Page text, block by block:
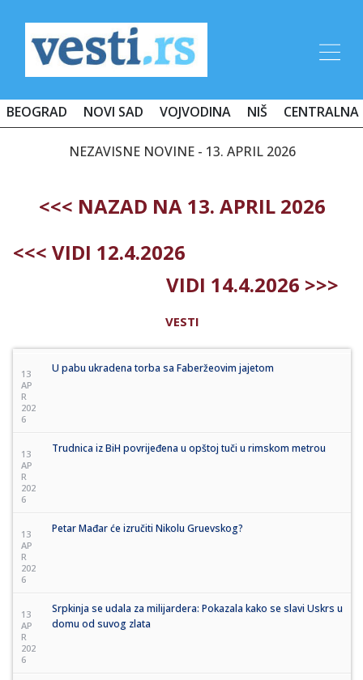
BEOGRAD NOVI SAD VOJVODINA NIŠ CENTRALNA
NEZAVISNE NOVINE - 13. APRIL 2026
<<< NAZAD NA 13. APRIL 2026
<<< VIDI 12.4.2026
VIDI 14.4.2026 >>>
VESTI
13
AP
R
202
6
U pabu ukradena torba sa Faberžeovim jajetom
13
AP
R
202
6
Trudnica iz BiH povrijeđena u opštoj tuči u rimskom metrou
13
AP
R
202
6
Petar Mađar će izručiti Nikolu Gruevskog?
13
AP
R
202
6
Srpkinja se udala za milijardera: Pokazala kako se slavi Uskrs u
domu od suvog zlata